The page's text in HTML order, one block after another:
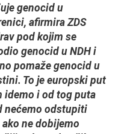
genocid u
afirmira ZDS
pod kojim se
genocid u NDH i
pomaže genocid u
To je europski put
idemo i od tog puta
nećemo odstupiti
ne dobijemo